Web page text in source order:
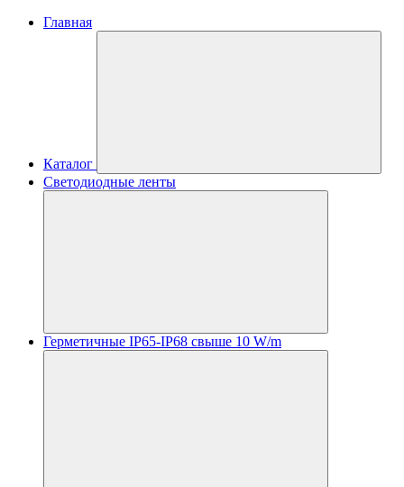
Главная
Каталог
Светодиодные ленты
Герметичные IP65-IP68 свыше 10 W/m